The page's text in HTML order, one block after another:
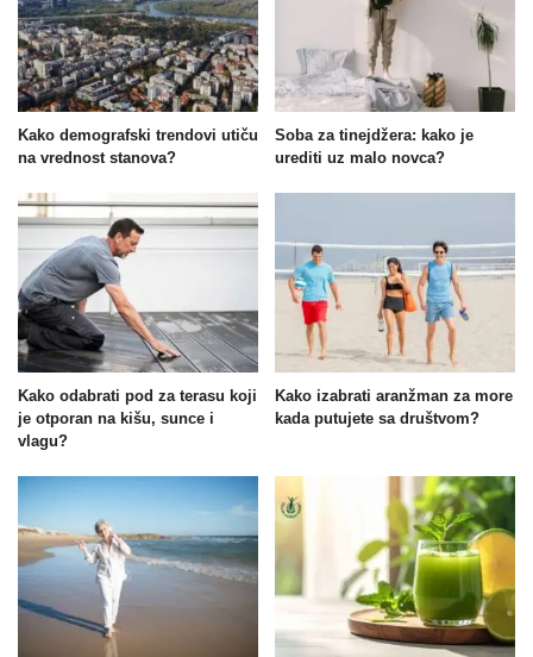
Kako demografski trendovi utiču
na vrednost stanova?
Soba za tinejdžera: kako je
urediti uz malo novca?
Kako odabrati pod za terasu koji
je otporan na kišu, sunce i
vlagu?
Kako izabrati aranžman za more
kada putujete sa društvom?